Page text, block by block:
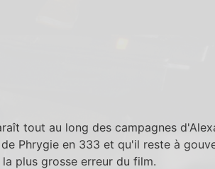
tout au long des campagnes
Phrygie en 333 et qu'il reste à
plus grosse erreur du film.